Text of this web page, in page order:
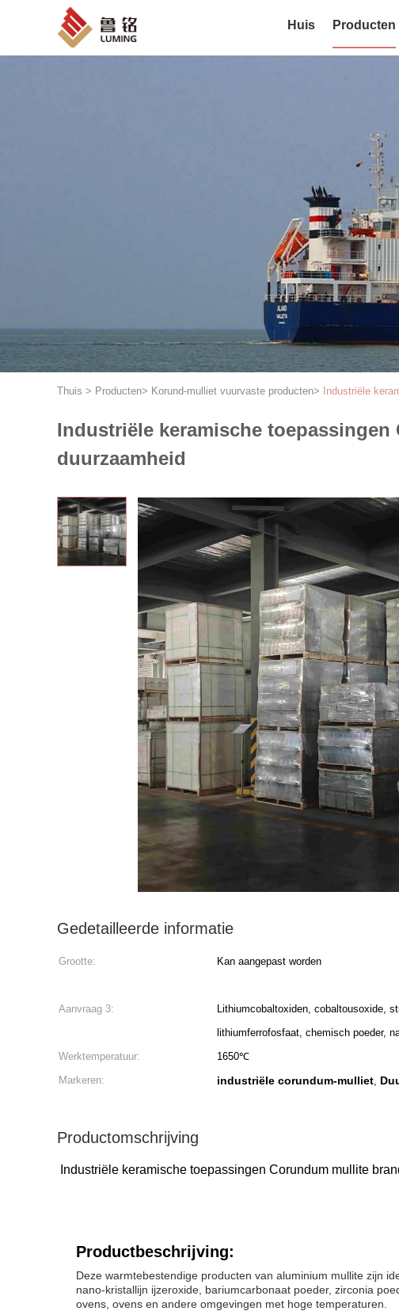
Huis Producten
Thuis > Producten> Korund-mulliet vuurvaste producten> Industriële
Industriële keramische
duurzaamheid
Gedetailleerde informatie
Grootte: Kan aangepast worden
Aanvraag 3:
Lithiumcobaltoxiden, cobaltousoxide,
lithiumferrofosfaat, chemisch poeder,
Werktemperatuur:
1650℃
Markeren:
industriële corundum-mulliet,
Productomschrijving
Industriële keramische toepassingen Corundum mullite
Productbeschrijving:
Deze warmtebestendige producten van aluminium mullite zijn
nano-kristallijn ijzeroxide, bariumcarbonaat poeder, zirconia
ovens, ovens en andere omgevingen met hoge temperaturen.